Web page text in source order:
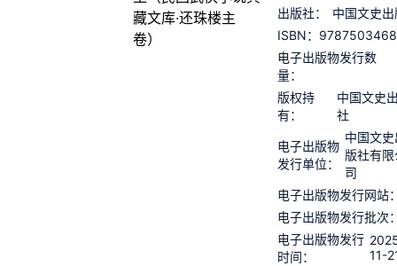
出版社：
中国文史
ISBN：
电子出版物发行数
量：
版权持
有：
中国文史
社
电子出版物
发行单位：
中国文
版社有
司
电子出版物发行网站
电子出版物发行批次
电子出版物发行
时间：
11-